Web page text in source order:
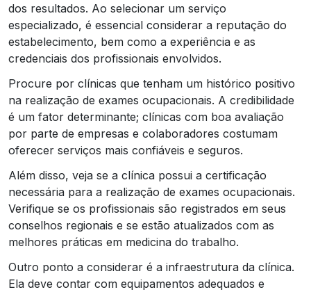
dos resultados. Ao selecionar um serviço
especializado, é essencial considerar a reputação do
estabelecimento, bem como a experiência e as
credenciais dos profissionais envolvidos.
Procure por clínicas que tenham um histórico positivo
na realização de exames ocupacionais. A credibilidade
é um fator determinante; clínicas com boa avaliação
por parte de empresas e colaboradores costumam
oferecer serviços mais confiáveis e seguros.
Além disso, veja se a clínica possui a certificação
necessária para a realização de exames ocupacionais.
Verifique se os profissionais são registrados em seus
conselhos regionais e se estão atualizados com as
melhores práticas em medicina do trabalho.
Outro ponto a considerar é a infraestrutura da clínica.
Ela deve contar com equipamentos adequados e